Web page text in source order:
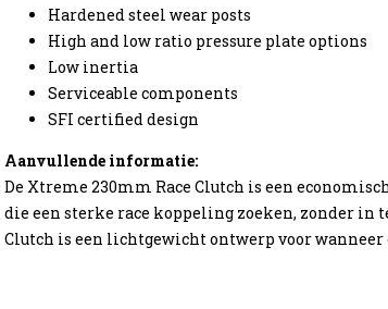
Hardened steel wear posts
High and low ratio pressure plate options
Low inertia
Serviceable components
SFI certified design
Aanvullende informatie:
De Xtreme 230mm Race Clutch is een
die een sterke race koppeling zoeken, zonder in
Clutch is een lichtgewicht ontwerp voor wanneer